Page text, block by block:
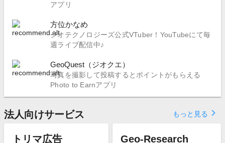
アプリ
方位かなめ
ジオテクノロジーズ公式VTuber！YouTubeにて毎
週ライブ配信中♪
GeoQuest（ジオクエ）
写真を撮影して投稿するとポイントがもらえる
Photo to Earnアプリ
法人向けサービス もっと見る arrow_forward_ios
トリマ広告 Geo-Research